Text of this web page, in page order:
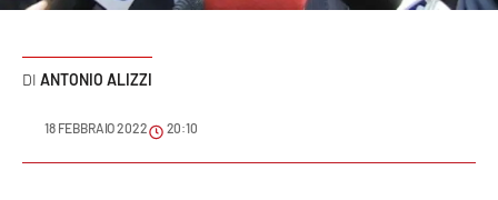
Cultura
Podcast
Meteo
ANTONIO ALIZZI
18 FEBBRAIO 2022 20:10